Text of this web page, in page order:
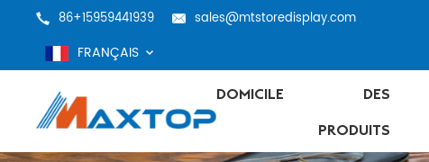
86+15959441939 sales@mtstoredisplay.com
FRANÇAIS
DOMICILE
DES
PRODUITS